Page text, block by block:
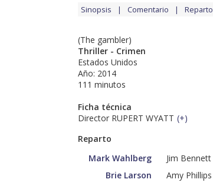
Sinopsis Comentario Reparto
(The gambler)
Thriller - Crimen
Estados Unidos
Año: 2014
111 minutos
Ficha técnica
Director RUPERT WYATT (+)
Reparto
Mark Wahlberg
Jim Bennett
Brie Larson
Amy Phillips